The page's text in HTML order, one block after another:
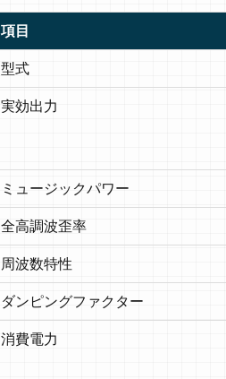
項目
型式
実効出力
ミュージックパワー
全高調波歪率
周波数特性
ダンピングファクター
消費電力